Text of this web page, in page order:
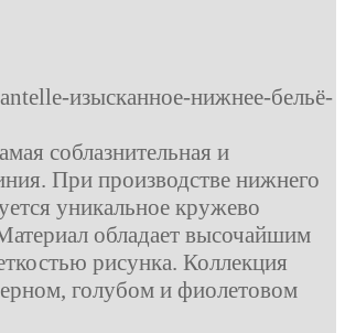
соблазнительная и
При производстве нижнего
уникальное кружево
обладает высочайшим
рисунка. Коллекция
голубом и фиолетовом